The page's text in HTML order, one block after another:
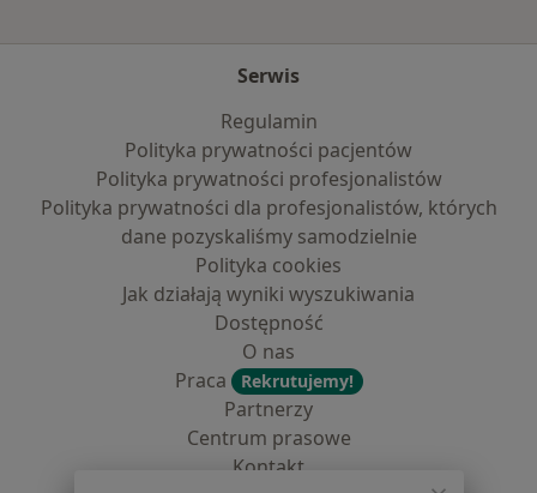
Serwis
Regulamin
Polityka prywatności pacjentów
Polityka prywatności profesjonalistów
Polityka prywatności dla profesjonalistów, których
dane pozyskaliśmy samodzielnie
Polityka cookies
Jak działają wyniki wyszukiwania
Dostępność
O nas
Praca
Rekrutujemy!
Partnerzy
Centrum prasowe
Kontakt